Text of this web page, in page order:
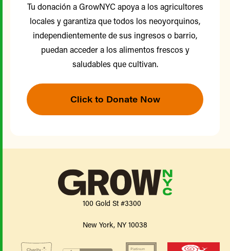
Tu donación a GrowNYC apoya a los agricultores
locales y garantiza que todos los neoyorquinos,
independientemente de sus ingresos o barrio,
puedan acceder a los alimentos frescos y
saludables que cultivan.
Click to Donate Now
100 Gold St #3300
New York, NY 10038